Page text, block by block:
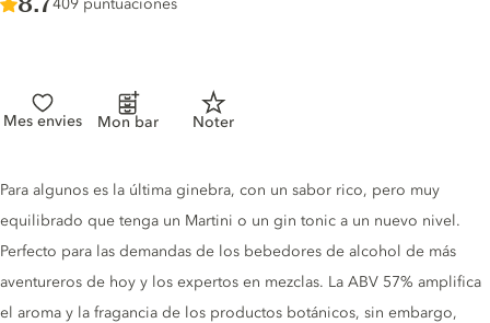
Mes envies Mon bar Noter
Gin description
Para algunos es la última ginebra, con un sabor rico, pero muy
equilibrado que tenga un Martini o un gin tonic a un nuevo nivel.
Perfecto para las demandas de los bebedores de alcohol de más
aventureros de hoy y los expertos en mezclas. La ABV 57% amplifica
el aroma y la fragancia de los productos botánicos, sin embargo,